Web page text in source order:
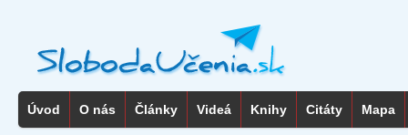
Úvod O nás Články Videá Knihy Citáty Mapa